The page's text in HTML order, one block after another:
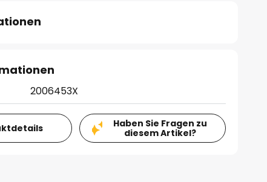
2006453X
Haben Sie Fragen zu
diesem Artikel?